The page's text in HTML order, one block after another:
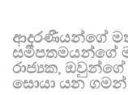
ආදරණීයන්ගේ
සමීපතමයන්ගේ
රාජ්‍යක,
සොයා යන ගමන්